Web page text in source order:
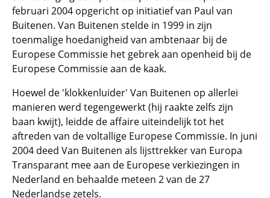
februari 2004 opgericht op initiatief van Paul van
Buitenen. Van Buitenen stelde in 1999 in zijn
toenmalige hoedanigheid van ambtenaar bij de
Europese Commissie het gebrek aan openheid bij de
Europese Commissie aan de kaak.
Hoewel de 'klokkenluider' Van Buitenen op allerlei
manieren werd tegengewerkt (hij raakte zelfs zijn
baan kwijt), leidde de affaire uiteindelijk tot het
aftreden van de voltallige Europese Commissie. In juni
2004 deed Van Buitenen als lijsttrekker van Europa
Transparant mee aan de Europese verkiezingen in
Nederland en behaalde meteen 2 van de 27
Nederlandse zetels.